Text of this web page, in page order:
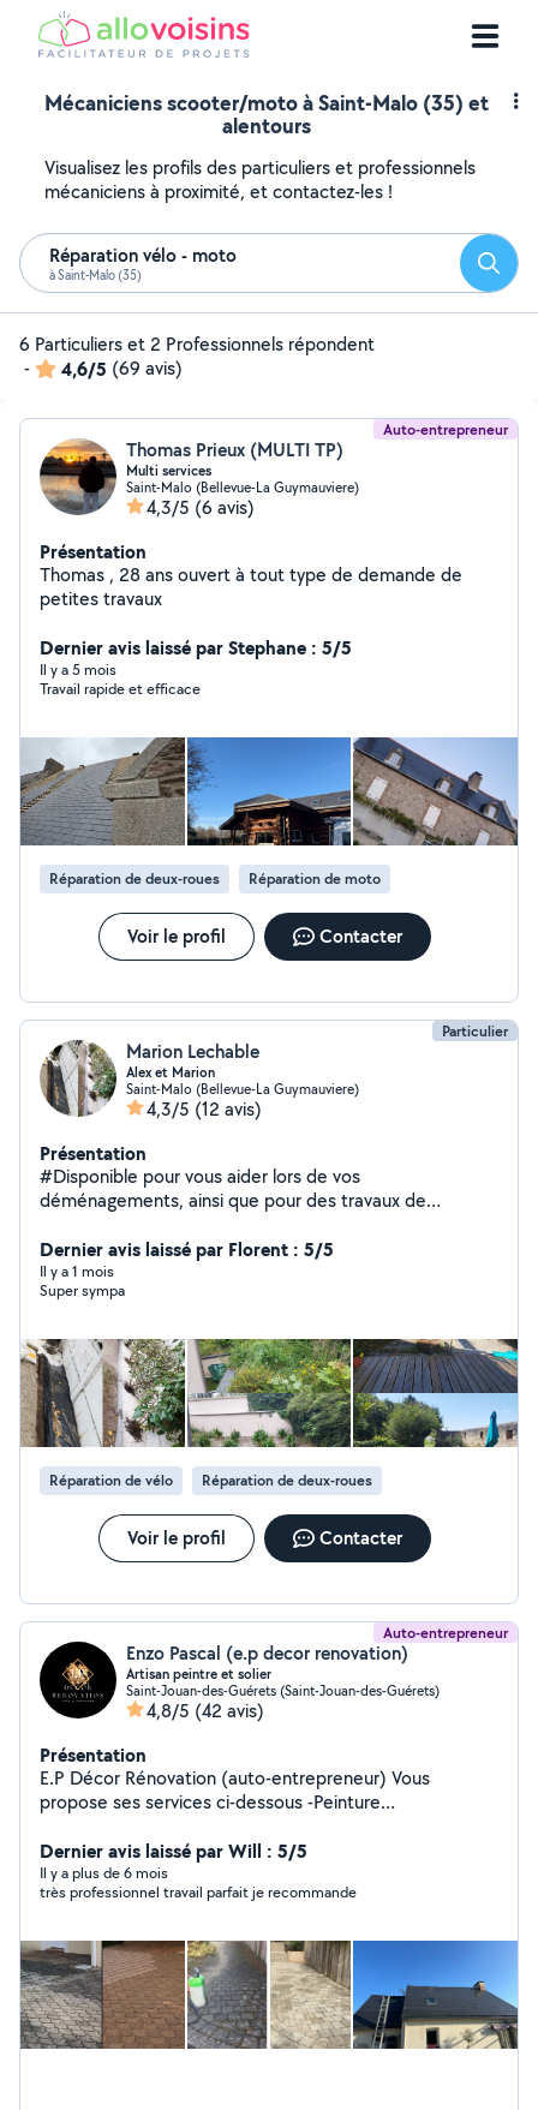
Mécaniciens scooter/moto à Saint-Malo (35) et
alentours
Visualisez les profils des particuliers et professionnels
mécaniciens à proximité, et contactez-les !
Réparation vélo - moto
à Saint-Malo (35)
6 Particuliers et 2 Professionnels répondent
-
4,6/5 (69 avis)
Auto-entrepreneur
Thomas Prieux (MULTI TP)
Multi services
Saint-Malo (Bellevue-La Guymauviere)
4,3/5 (6 avis)
Présentation
Thomas , 28 ans ouvert à tout type de demande de
petites travaux
Dernier avis laissé par Stephane : 5/5
Il y a 5 mois
Travail rapide et efficace
Réparation de deux-roues Réparation de moto
Voir le profil Contacter
Particulier
Marion Lechable
Alex et Marion
Saint-Malo (Bellevue-La Guymauviere)
4,3/5 (12 avis)
Présentation
#Disponible pour vous aider lors de vos
déménagements, ainsi que pour des travaux de
peinture intérieure/extérieur. diverses coup de main
Monsieur comme Madame, N'hésitez pas à nous
contacter nous ferons le plaisir de vous aider :)
Dernier avis laissé par Florent : 5/5
Il y a 1 mois
Super sympa
Réparation de vélo Réparation de deux-roues
Voir le profil Contacter
Auto-entrepreneur
Enzo Pascal (e.p decor renovation)
Artisan peintre et solier
Saint-Jouan-des-Guérets (Saint-Jouan-des-Guérets)
4,8/5 (42 avis)
Présentation
E.P Décor Rénovation (auto-entrepreneur) Vous
propose ses services ci-dessous -Peinture
de parquet -Nettoyage (toiture, façade et dallage) -
Petite maçonnerie (joint de pierre, solin, enduit gratté) -
Espace vert (élagage, abattage) Déplacement et devis
Dernier avis laissé par Will : 5/5
Il y a plus de 6 mois
très professionnel travail parfait je recommande